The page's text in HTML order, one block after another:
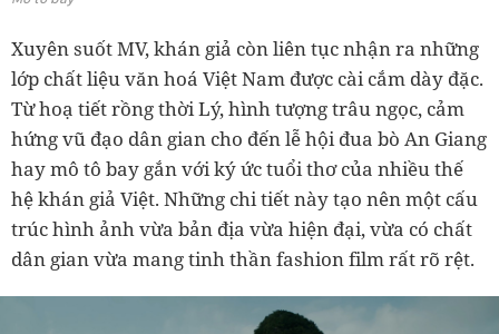
Xuyên suốt MV, khán giả còn liên tục nhận ra những
lớp chất liệu văn hoá Việt Nam được cài cắm dày đặc.
Từ hoạ tiết rồng thời Lý, hình tượng trâu ngọc, cảm
hứng vũ đạo dân gian cho đến lễ hội đua bò An Giang
hay mô tô bay gắn với ký ức tuổi thơ của nhiều thế
hệ khán giả Việt. Những chi tiết này tạo nên một cấu
trúc hình ảnh vừa bản địa vừa hiện đại, vừa có chất
dân gian vừa mang tinh thần fashion film rất rõ rệt.